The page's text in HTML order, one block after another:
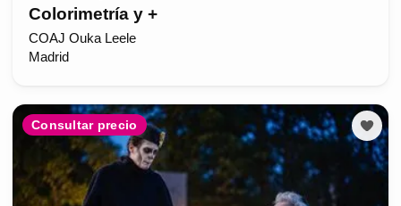
Colorimetría y +
COAJ Ouka Leele
Madrid
Consultar precio